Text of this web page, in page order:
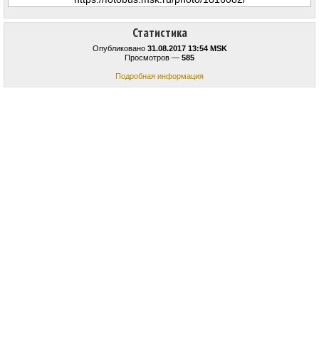
Статистика
Опубликовано 31.08.2017 13:54 MSK
Просмотров — 585
Подробная информация